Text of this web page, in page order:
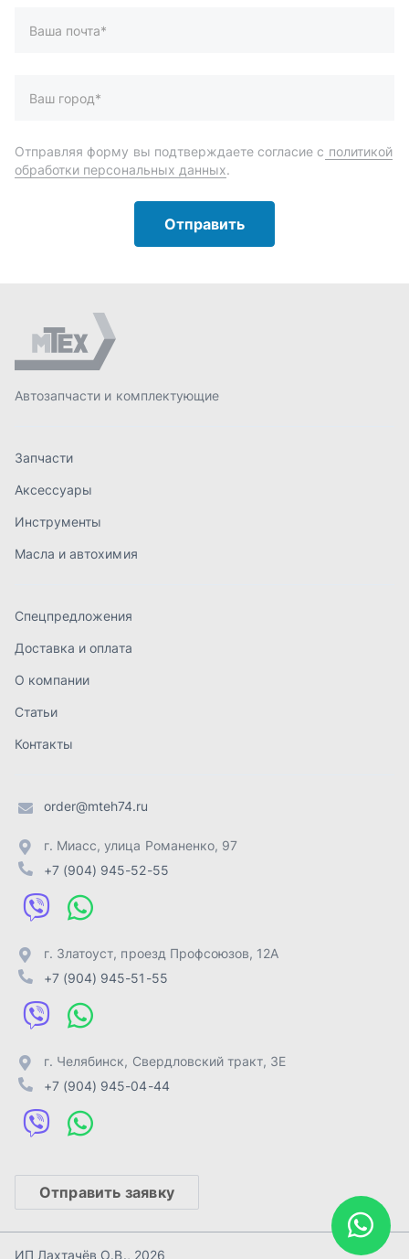
Автозапчасти и комплектующие
Масла и автохимия
Спецпредложения
Доставка и оплата
Контакты
order@mteh74.ru
+7 (904) 945-52-55
г. Златоуст
г. Челябинск
+7 (904) 945-04-44
Отправить заявку
ИП Лахтачёв О.В.
Разработка -